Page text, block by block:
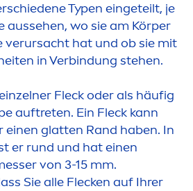
Typen eingeteilt, je
aussehen, wo sie am Körper
verursacht hat und ob sie mit
in Verbindung stehen.
Fleck oder als häufig
auftreten. Ein Fleck kann
einen glatten Rand haben. In
er rund und hat einen
von 3-15 mm.
Sie alle Flecken auf Ihrer